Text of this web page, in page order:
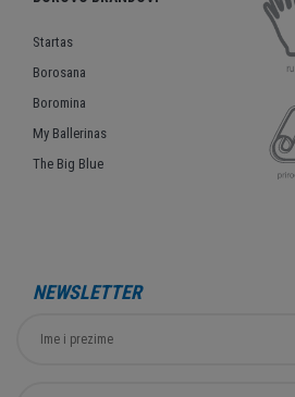
Startas
Borosana
Boromina
My Ballerinas
The Big Blue
NEWSLETTER